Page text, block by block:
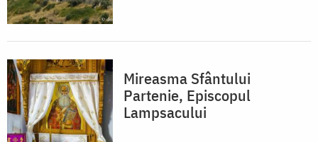
Mireasma Sfântului
Partenie, Episcopul
Lampsacului